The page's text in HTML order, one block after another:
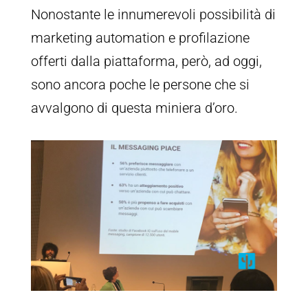
Nonostante le innumerevoli possibilità di
marketing automation e profilazione
offerti dalla piattaforma, però, ad oggi,
sono ancora poche le persone che si
avvalgono di questa miniera d’oro.